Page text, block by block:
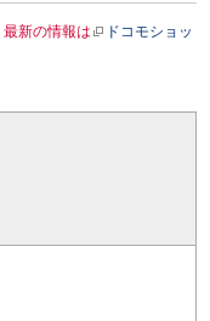
新の情報は
ドコモショッ